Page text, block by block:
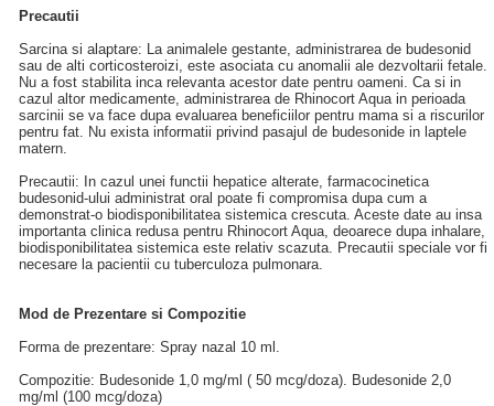
Precautii
Sarcina si alaptare: La animalele gestante, administrarea de budesonid
sau de alti corticosteroizi, este asociata cu anomalii ale dezvoltarii fetale.
Nu a fost stabilita inca relevanta acestor date pentru oameni. Ca si in
cazul altor medicamente, administrarea de Rhinocort Aqua in perioada
sarcinii se va face dupa evaluarea beneficiilor pentru mama si a riscurilor
pentru fat. Nu exista informatii privind pasajul de budesonide in laptele
matern.
Precautii: In cazul unei functii hepatice alterate, farmacocinetica
budesonid-ului administrat oral poate fi compromisa dupa cum a
demonstrat-o biodisponibilitatea sistemica crescuta. Aceste date au insa
importanta clinica redusa pentru Rhinocort Aqua, deoarece dupa inhalare,
biodisponibilitatea sistemica este relativ scazuta. Precautii speciale vor fi
necesare la pacientii cu tuberculoza pulmonara.
Mod de Prezentare si Compozitie
Forma de prezentare: Spray nazal 10 ml.
Compozitie: Budesonide 1,0 mg/ml ( 50 mcg/doza). Budesonide 2,0
mg/ml (100 mcg/doza)